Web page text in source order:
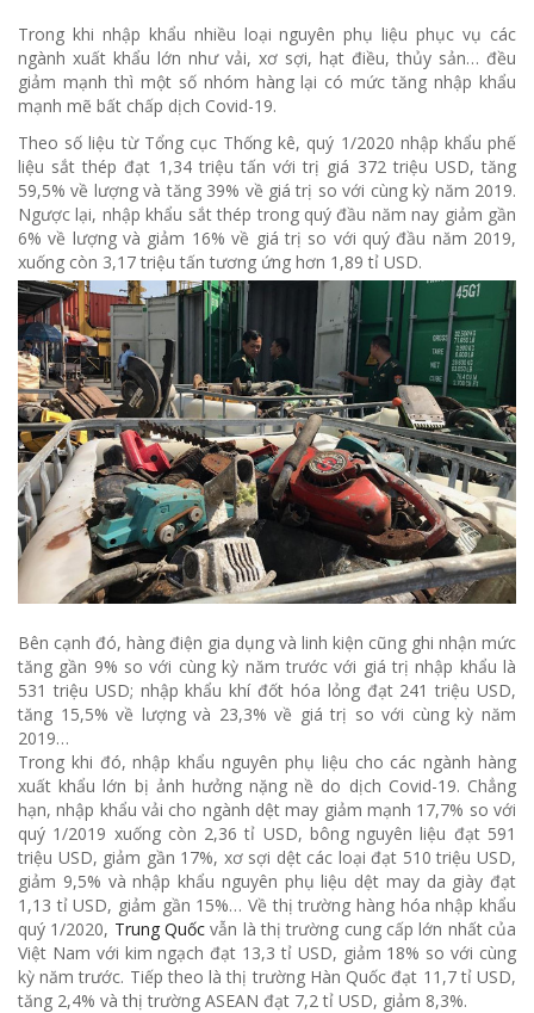
Trong khi nhập khẩu nhiều loại nguyên phụ liệu phục vụ các
ngành xuất khẩu lớn như vải, xơ sợi, hạt điều, thủy sản… đều
giảm mạnh thì một số nhóm hàng lại có mức tăng nhập khẩu
mạnh mẽ bất chấp dịch Covid-19.
Theo số liệu từ Tổng cục Thống kê, quý 1/2020 nhập khẩu phế
liệu sắt thép đạt 1,34 triệu tấn với trị giá 372 triệu USD, tăng
59,5% về lượng và tăng 39% về giá trị so với cùng kỳ năm 2019.
Ngược lại, nhập khẩu sắt thép trong quý đầu năm nay giảm gần
6% về lượng và giảm 16% về giá trị so với quý đầu năm 2019,
xuống còn 3,17 triệu tấn tương ứng hơn 1,89 tỉ USD.
Bên cạnh đó, hàng điện gia dụng và linh kiện cũng ghi nhận mức
tăng gần 9% so với cùng kỳ năm trước với giá trị nhập khẩu là
531 triệu USD; nhập khẩu khí đốt hóa lỏng đạt 241 triệu USD,
tăng 15,5% về lượng và 23,3% về giá trị so với cùng kỳ năm
2019…
Trong khi đó, nhập khẩu nguyên phụ liệu cho các ngành hàng
xuất khẩu lớn bị ảnh hưởng nặng nề do dịch Covid-19. Chẳng
hạn, nhập khẩu vải cho ngành dệt may giảm mạnh 17,7% so với
quý 1/2019 xuống còn 2,36 tỉ USD, bông nguyên liệu đạt 591
triệu USD, giảm gần 17%, xơ sợi dệt các loại đạt 510 triệu USD,
giảm 9,5% và nhập khẩu nguyên phụ liệu dệt may da giày đạt
1,13 tỉ USD, giảm gần 15%… Về thị trường hàng hóa nhập khẩu
quý 1/2020, Trung Quốc vẫn là thị trường cung cấp lớn nhất của
Việt Nam với kim ngạch đạt 13,3 tỉ USD, giảm 18% so với cùng
kỳ năm trước. Tiếp theo là thị trường Hàn Quốc đạt 11,7 tỉ USD,
tăng 2,4% và thị trường ASEAN đạt 7,2 tỉ USD, giảm 8,3%.